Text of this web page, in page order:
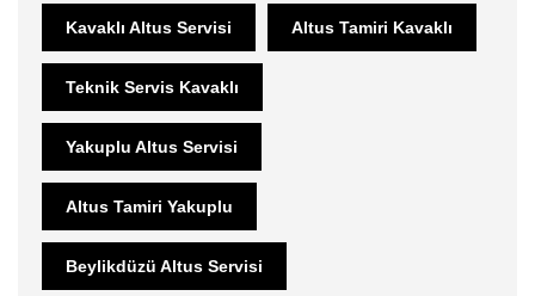
Kavaklı Altus Servisi Altus Tamiri Kavaklı
Teknik Servis Kavaklı
Yakuplu Altus Servisi
Altus Tamiri Yakuplu
Beylikdüzü Altus Servisi